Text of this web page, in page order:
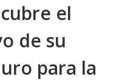
el
de su
para la